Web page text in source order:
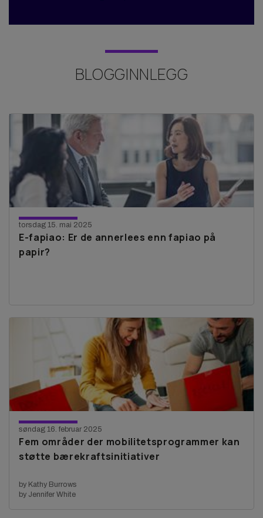
BLOGGINNLEGG
torsdag 15. mai 2025
E-fapiao: Er de annerlees enn fapiao på
papir?
søndag 16. februar 2025
Fem områder der mobilitetsprogrammer kan
støtte bærekraftsinitiativer
by Kathy Burrows
by Jennifer White